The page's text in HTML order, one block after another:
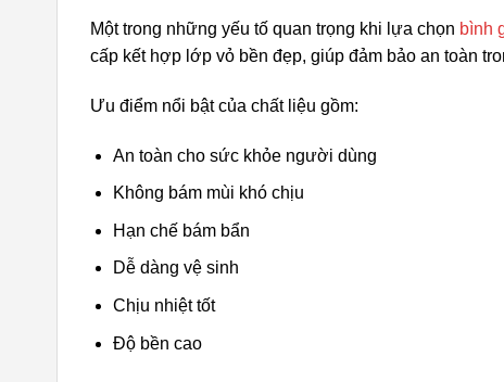
Một trong những yếu tố quan trọng khi lựa chọn bình
cấp kết hợp lớp vỏ bền đẹp, giúp đảm bảo an toàn
Ưu điểm nổi bật của chất liệu gồm:
An toàn cho sức khỏe người dùng
Không bám mùi khó chịu
Hạn chế bám bẩn
Dễ dàng vệ sinh
Chịu nhiệt tốt
Độ bền cao